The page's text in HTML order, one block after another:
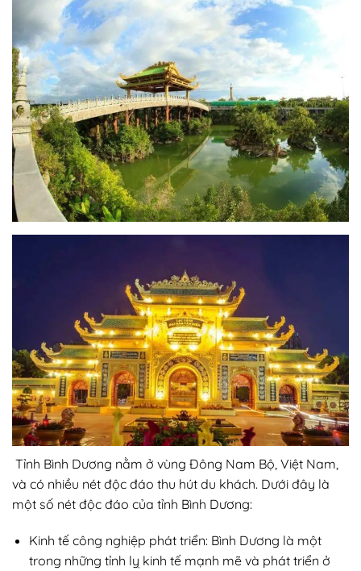
Tỉnh Bình Dương nằm ở vùng Đông Nam Bộ, Việt Nam,
và có nhiều nét độc đáo thu hút du khách. Dưới đây là
một số nét độc đáo của tỉnh Bình Dương:
Kinh tế công nghiệp phát triển: Bình Dương là một
trong những tỉnh lỵ kinh tế mạnh mẽ và phát triển ở